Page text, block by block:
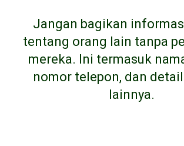
Jangan bagikan
tentang orang lain tanpa
mereka. Ini termasuk
nomor telepon, dan
lainnya.